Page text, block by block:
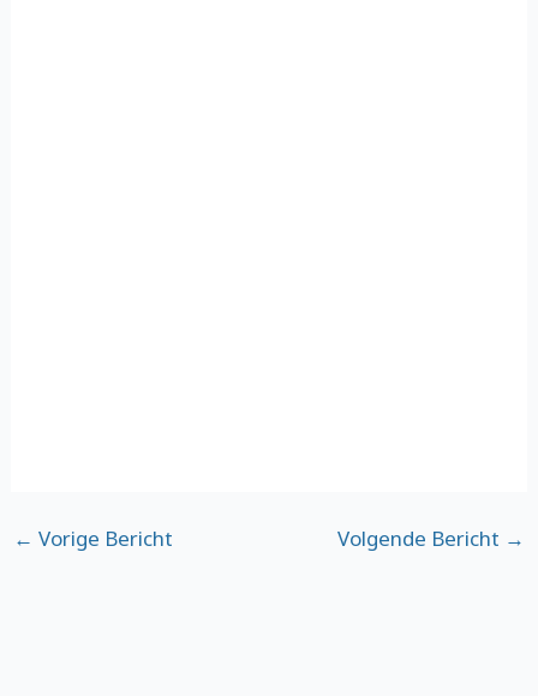
← Vorige Bericht Volgende Bericht →